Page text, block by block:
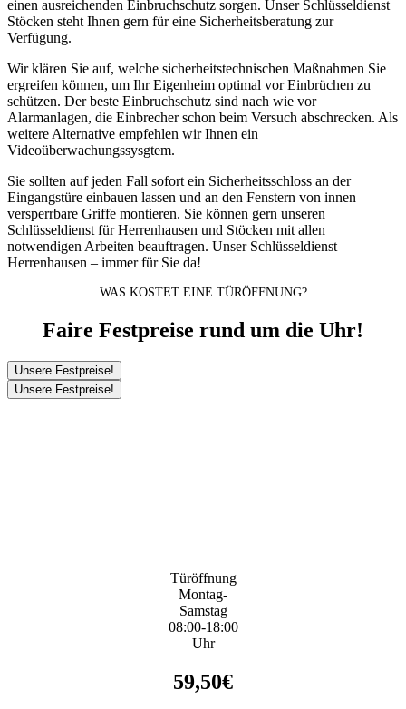
einen ausreichenden Einbruchschutz sorgen. Unser Schlüsseldienst
Stöcken steht Ihnen gern für eine Sicherheitsberatung zur
Verfügung.
Wir klären Sie auf, welche sicherheitstechnischen Maßnahmen Sie
ergreifen können, um Ihr Eigenheim optimal vor Einbrüchen zu
schützen. Der beste Einbruchschutz sind nach wie vor
Alarmanlagen, die Einbrecher schon beim Versuch abschrecken. Als
weitere Alternative empfehlen wir Ihnen ein
Videoüberwachungssysgtem.
Sie sollten auf jeden Fall sofort ein Sicherheitsschloss an der
Eingangstüre einbauen lassen und an den Fenstern von innen
versperrbare Griffe montieren. Sie können gern unseren
Schlüsseldienst für Herrenhausen und Stöcken mit allen
notwendigen Arbeiten beauftragen. Unser Schlüsseldienst
Herrenhausen – immer für Sie da!
WAS KOSTET EINE TÜRÖFFNUNG?
Faire Festpreise rund um die Uhr!
Unsere Festpreise!
Unsere Festpreise!
Türöffnung
Montag-
Samstag
08:00-18:00
Uhr
59,50€